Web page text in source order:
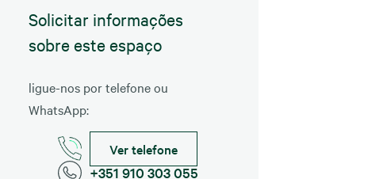
Solicitar informações
sobre este espaço
ligue-nos por telefone ou
WhatsApp:
Ver telefone
+351 910 303 055